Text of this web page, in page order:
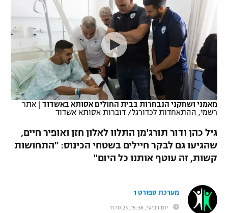
VOD
רץ ברשת
תוצאות
לוח שידורים
"מעל הליגה" – פודקאסט
נבחרת ישראל
מכבי חיפה
בית"ר ירושלים
מכבי תל אביב
הפועל תל אביב
הפועל חיפה
הפועל באר שבע
מכבי נתניה
בני יהודה
ליגה ספרדית
ליגה איטלקית
ליגה צרפתית
ליגה הולנדית
ליגה סינית
ליגות נוספות
כדורסל נשים
מכבי תל אביב
הפועל חולון
הפועל ירושלים
דני אבדיה
יורוליג
יורוקאפ
טניס
כדוריד
כדורעף
שחייה
ג'ודו
אגרוף
UFC
מאמני ושחקני הנבחרות בבית החולים אסותא באשדוד | אתר
רשמי, ההתאחדות לכדורגל/ דוברות אסותא אשדוד
גיל כהן ודור תורג'מן התלוו לאלון חזן ואופיר חיים,
שהגיעו גם לבקר חיילים בשטחי הכינוס: "התחושות
קשות, זה עוטף אותנו כל היום"
מערכת ספורט 1
יום רביעי, 15:38, 11.10.23